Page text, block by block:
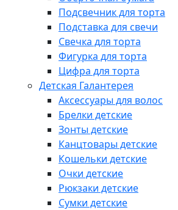
Подсвечник для торта
Подставка для свечи
Свечка для торта
Фигурка для торта
Цифра для торта
Детская Галантерея
Аксессуары для волос
Брелки детские
Зонты детские
Канцтовары детские
Кошельки детские
Очки детские
Рюкзаки детские
Сумки детские